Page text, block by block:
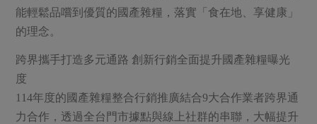
能輕鬆品嚐到優質的國產雜糧，落實「食在地、享健康」
的理念。
跨界攜手打造多元通路 創新行銷全面提升國產雜糧曝光
度
114年度的國產雜糧整合行銷推廣結合9大合作業者跨界通
力合作，透過全台門市據點與線上社群的串聯，大幅提升